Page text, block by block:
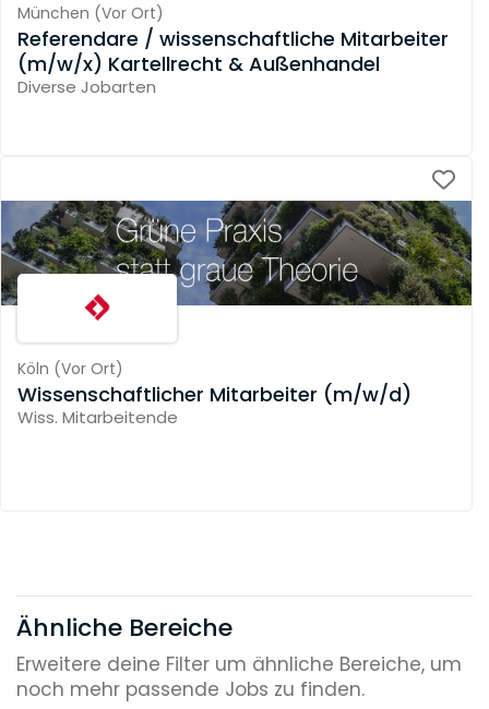
München (Vor Ort)
Referendare / wissenschaftliche Mitarbeiter
(m/w/x) Kartellrecht & Außenhandel
Diverse Jobarten
Köln (Vor Ort)
Wissenschaftlicher Mitarbeiter (m/w/d)
Wiss. Mitarbeitende
Ähnliche Bereiche
Erweitere deine Filter um ähnliche Bereiche, um
noch mehr passende Jobs zu finden.